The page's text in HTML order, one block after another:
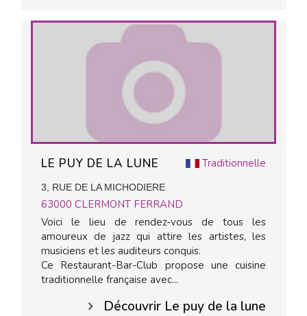
Traditionnelle
LE PUY DE LA LUNE
3, RUE DE LA MICHODIERE
63000 CLERMONT FERRAND
Voici le lieu de rendez-vous de tous les
amoureux de jazz qui attire les artistes, les
musiciens et les auditeurs conquis.
Ce Restaurant-Bar-Club propose une cuisine
traditionnelle française avec...
Découvrir Le puy de la lune